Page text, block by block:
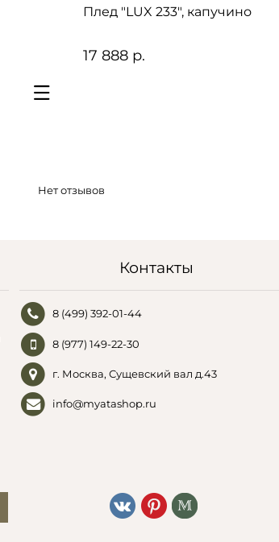
Плед "LUX 233", капучино
17 888 р.
Нет отзывов
Контакты
8 (499) 392-01-44
8 (977) 149-22-30
г. Москва, Сущевский вал д.43
info@myatashop.ru